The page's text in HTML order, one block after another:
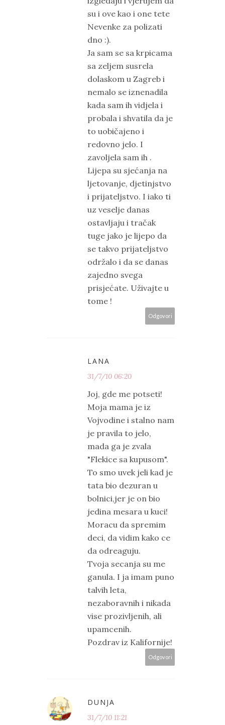
su i ove kao i one tete
Nevenke za polizati
dno :).
Ja sam se sa krpicama
sa zeljem susrela
dolaskom u Zagreb i
nemalo se iznenadila
kada sam ih vidjela i
probala i shvatila da je
to uobičajeno i
redovno jelo. I
zavoljela sam ih .
Lijepa su sjećanja na
ljetovanje, djetinjstvo
i prijateljstvo. I iako ti
uz veselje danas
ostavljaju i tračak
tuge jako je lijepo da
se takvo prijateljstvo
održalo i da se danas
zajedno svega
prisjećate. Uživajte u
tome !
Odgovori
LANA
31/7/10 06:20
Joj, gde me potseti!
Moja mama je iz
Vojvodine i stalno nam
je pravila to jelo,
mada ga je zvala
"Flekice sa kupusom".
To smo uvek jeli kad je
tata bio dezuran u
bolnici,jer je on bio
jedina mesara u kuci!
Moracu da spremim
deci, da vidim kako ce
da odreaguju.
Tvoja secanja su me
ganula. I ja imam puno
talvih leta,
nezaboravnih i nikada
vise prozivljenih, ali
upamcenih.
Pozdrav iz Kalifornije!
Odgovori
DUNJA
31/7/10 11:21